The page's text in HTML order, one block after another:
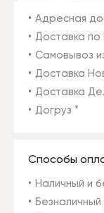
Адресная
Доставка по
Самовывоз
Доставка
Доставка
Догруз *
Способы
Наличный и